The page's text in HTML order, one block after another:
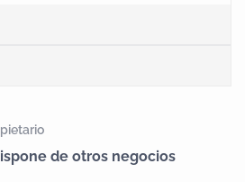
de otros negocios